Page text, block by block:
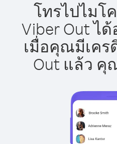
โทรไปไมโ
Viber Out ไ
เมื่อคุณมีเคร
Out แล้ว คุ